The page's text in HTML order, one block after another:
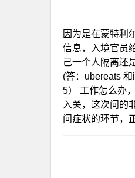
因为是在蒙特利
信息，入境官员
己一个人隔离还
(答：ubereats
5） 工作怎么办
入关，这次问的
问症状的环节，